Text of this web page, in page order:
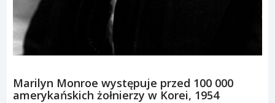
Marilyn Monroe występuje przed 100 000
amerykańskich żołnierzy w Korei, 1954